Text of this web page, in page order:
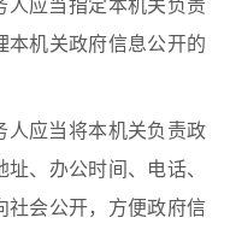
人应当指定本机关负责
本机关政府信息公开的
人应当将本机关负责政
、办公时间、电话、
社会公开，方便政府信